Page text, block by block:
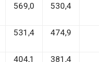
569,0 530,4
531,4 474,9
404,1 381,4